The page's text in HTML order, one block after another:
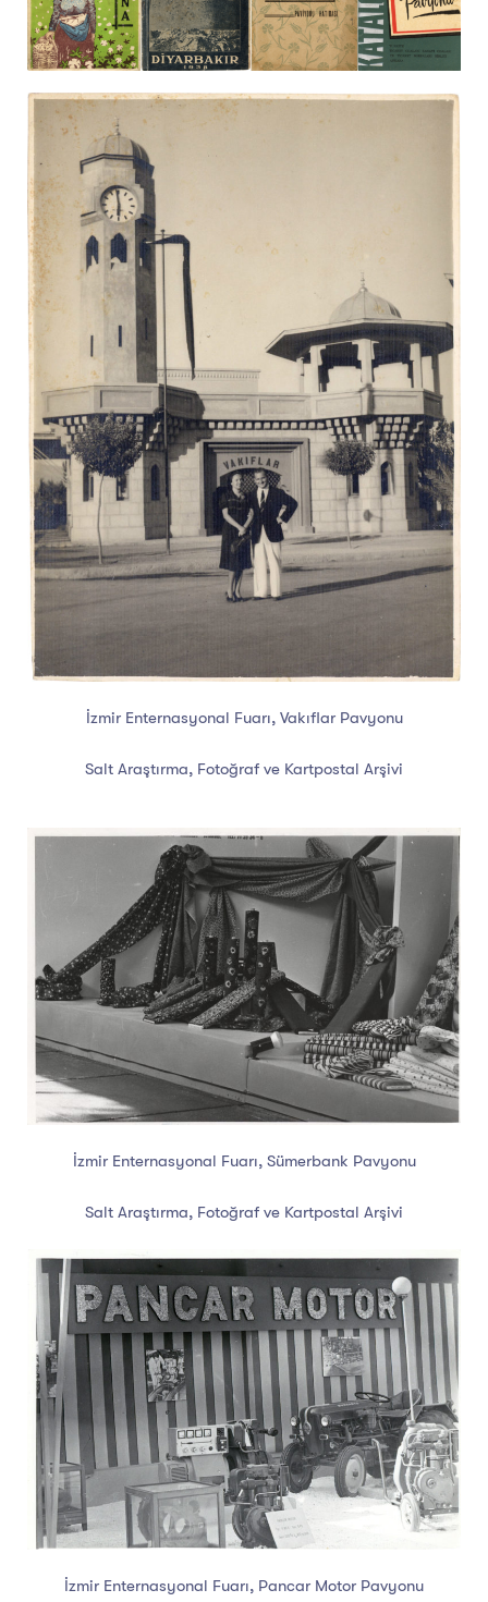
İzmir Enternasyonal Fuarı, Vakıflar Pavyonu
Salt Araştırma, Fotoğraf ve Kartpostal Arşivi
İzmir Enternasyonal Fuarı, Sümerbank Pavyonu
Salt Araştırma, Fotoğraf ve Kartpostal Arşivi
İzmir Enternasyonal Fuarı, Pancar Motor Pavyonu